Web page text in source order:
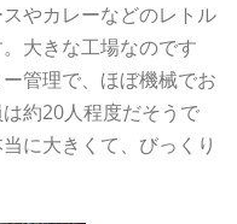
やカレーなどのレトル
大きな工場なのです
管理で、ほぼ機械でお
約20人程度だそうで
に大きくて、びっくり